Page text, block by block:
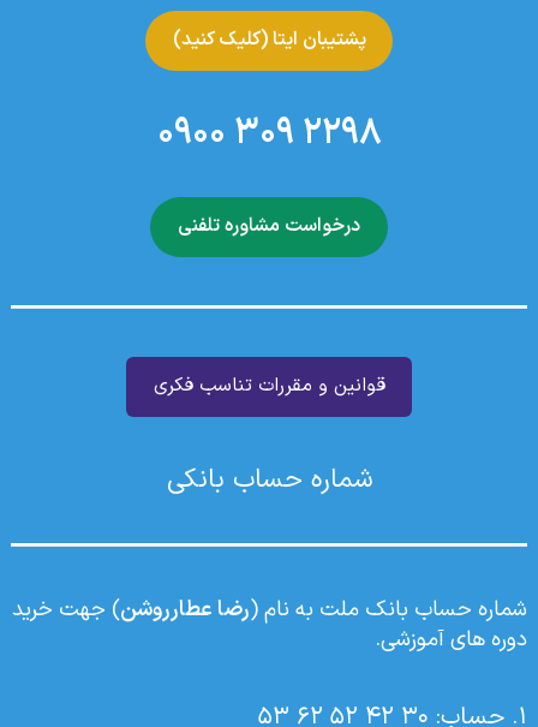
پشتیبان ایتا (کلیک کنید)
2298 309 0900
درخواست مشاوره تلفنی
قوانین و مقررات تناسب فکری
شماره حساب بانکی
شماره حساب بانک ملت به نام (رضا عطارروشن) جهت خرید
دوره های آموزشی.
۱. حساب: 30 42 52 62 53